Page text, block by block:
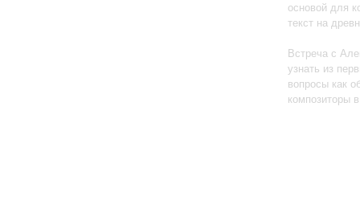
основой для
текст на
Встреча с
узнать из
вопросы как
композиторы